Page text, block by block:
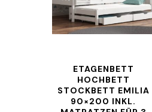
ETAGENBETT
HOCHBETT
STOCKBETT EMILIA
90×200 INKL.